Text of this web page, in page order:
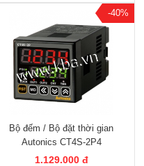
-40%
Bộ đếm / Bộ đặt thời gian
Autonics CT4S-2P4
1.129.000 đ